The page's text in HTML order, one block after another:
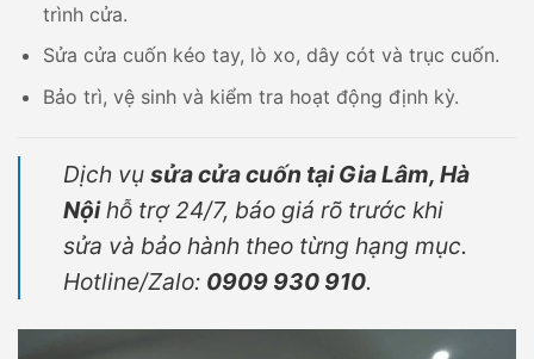
trình cửa.
Sửa cửa cuốn kéo tay, lò xo, dây cót và trục cuốn.
Bảo trì, vệ sinh và kiểm tra hoạt động định kỳ.
Dịch vụ sửa cửa cuốn tại Gia Lâm, Hà
Nộihỗ trợ 24/7, báo giá rõ trước khi
sửa và bảo hành theo từng hạng mục.
Hotline/Zalo: 0909 930 910.